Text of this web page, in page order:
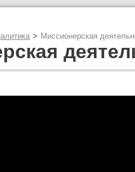
> Миссионерская